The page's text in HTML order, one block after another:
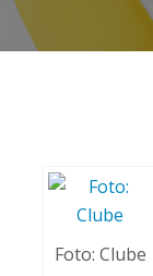
Foto: Clube